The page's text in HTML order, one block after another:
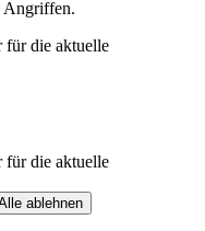
Angriffen.
für die aktuelle
für die aktuelle
ablehnen